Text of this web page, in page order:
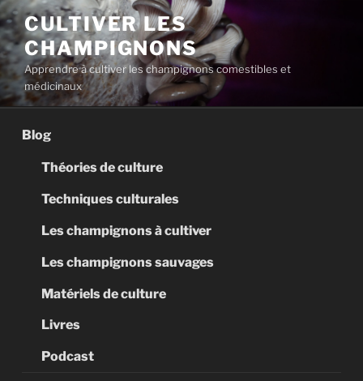
Aller
au
contenu
principal
CULTIVER LES
CHAMPIGNONS
Apprendre à cultiver les champignons comestibles et
médicinaux
Blog
Théories de culture
Techniques culturales
Les champignons à cultiver
Les champignons sauvages
Matériels de culture
Livres
Podcast